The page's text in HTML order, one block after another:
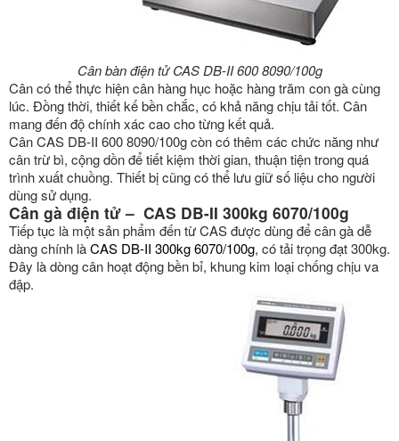
Cân bàn điện tử CAS DB-II 600 8090/100g
Cân có thể thực hiện cân hàng hục hoặc hàng trăm con gà cùng
lúc. Đồng thời, thiết kế bền chắc, có khả năng chịu tải tốt. Cân
mang đến độ chính xác cao cho từng kết quả.
Cân CAS DB-II 600 8090/100g còn có thêm các chức năng như
cân trừ bì, cộng dồn để tiết kiệm thời gian, thuận tiện trong quá
trình xuất chuồng. Thiết bị cũng có thể lưu giữ số liệu cho người
dùng sử dụng.
Cân gà điện tử – CAS DB-II 300kg 6070/100g
Tiếp tục là một sản phẩm đến từ CAS được dùng để cân gà dễ
dàng chính làCAS DB-II 300kg 6070/100g, có tải trọng đạt 300kg.
Đây là dòng cân hoạt động bền bỉ, khung kim loại chống chịu va
đập.